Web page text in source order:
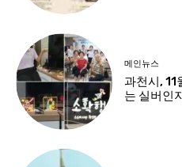
메인뉴스
과천시,
는 실버인